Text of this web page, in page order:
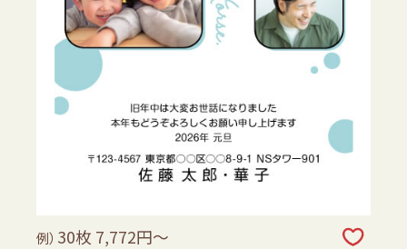
例） 30枚 7,772円～